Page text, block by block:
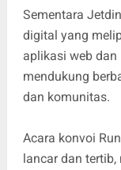
Sementara
digital yang
aplikasi web
mendukung
dan komunitas.
Acara konvoi
lancar dan